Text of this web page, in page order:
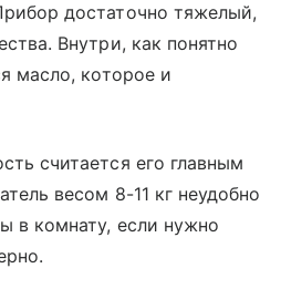
достаточно тяжелый,
Внутри, как понятно
масло, которое и
считается его главным
весом 8-11 кг неудобно
в комнату, если нужно